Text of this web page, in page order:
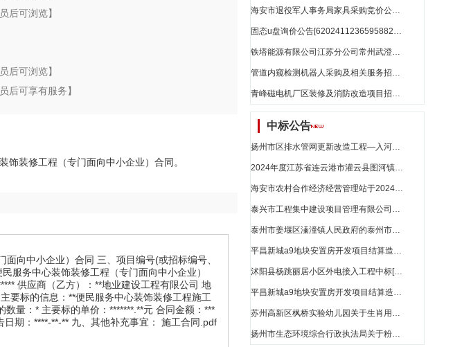
后可浏览】
后可浏览】
后可享有服务】
饰装修工程（专门面向中小企业）合同。
向中小企业）合同 三、项目编号(或招标编号、
服务中心装饰装修工程（专门面向中小企业）
供应商（乙方）：**地业建设工程有限公司 地
要标的信息：**便民服务中心装饰装修工程施工
量：* 主要标的单价：*******.**元 合同金额：***
期：****-**-** 九、其他补充事宜： 施工合同.pdf
海安市退役军人事务局家具采购竞价公告[62024112281031552]_江苏省招标
固态u盘询价公告[62024112365958822]_江苏省招标
铁塔能源有限公司江苏分公司常州武澄科技产业园储能集成型项目（第二次）比选公告_江苏省招标
管道内窥检测机器人采购及相关服务招标公告_江苏省招标
青峰磁电机厂区装修及消防改造项目招标公告[a3212021886000025001001]_江苏省招标
中标公告
扬州市区排水管网更新改造工程—入河雨水口截流井改造评标结果公示_江苏省招标
2024年度江苏省连云港市灌云县图河镇三舍片高标准农田建设改造提升项目(中央预算内)二标段中标结果公告_江苏省招标
海安市农村合作经济经营管理站于2024年11月25日成交一笔交易_江苏省招标
泰兴市工程集中建设项目管理有限公司的长征路（国庆路至大庆路）附属设施改造工程施工评标结果公示_江苏省招标
泰州市姜堰区溱潼镇人民政府的泰州市姜堰区溱湖湾宜居宜业和美乡村示范片区建设项目（洲南村道路建设）评标结果公示_江苏省招标
平昌新城a9地块安置房开发项目结算造价争议部分造价咨询服务_江苏省招标
沭阳县杨跳丽居小区外电接入工程中标[zbzb202411228091671]_江苏省招标
平昌新城a9地块安置房开发项目结算造价争议部分造价咨询服务中标候选人公示_江苏省招标
苏州高新区枫桥实验幼儿园关于生肖用品的网上商城采购项目成交公告[2201101000017112384]_江苏省招标
扬州市生态环境综合行政执法局关于粉盒的网上商城采购项目成交公告[2991101000017114168]_江苏省招标